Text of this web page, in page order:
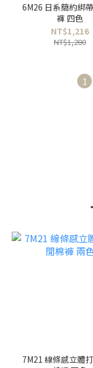
6M26 日系簡約綁
褲 四色
NT$1,216
NT$1,280
1
7M21 線條感立體